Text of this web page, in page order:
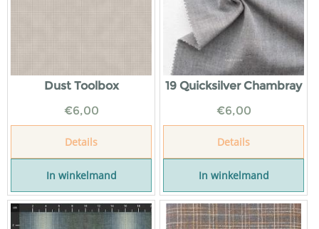
Dust Toolbox
€6,00
Details
In winkelmand
19 Quicksilver Chambray
€6,00
Details
In winkelmand